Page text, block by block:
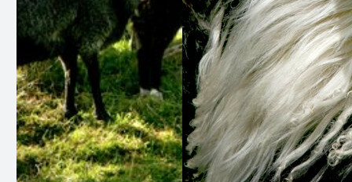
Kjøttet frå villsau har ein særegen smak som kjem
frå kombinasjonen av beiteforhold og rase. Om
vinteren er lyng hovuddelen av kosten, men
sauene et også gras, einer, tang og tare. Dette
gir kjøttet ein mild, men aromatisk smak som
minner om landskapet dei beiter i.
Kystlyngheia, ein unik landskapstype langs den